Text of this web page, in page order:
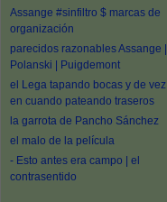
Assange #sinfiltro $ marcas de
organización
parecidos razonables Assange |
Polanski | Puigdemont
el Lega tapando bocas y de vez
en cuando pateando traseros
la garrota de Pancho Sánchez
el malo de la película
- Esto antes era campo | el
contrasentido